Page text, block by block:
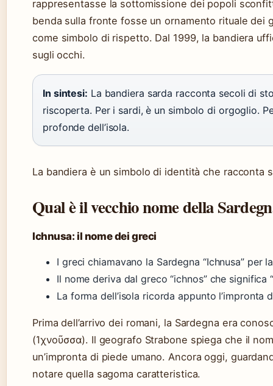
rappresentasse la sottomissione dei popoli
benda sulla fronte fosse un ornamento rituale dei
come simbolo di rispetto. Dal 1999, la bandiera
sugli occhi.
In sintesi: La bandiera sarda racconta secoli di
riscoperta. Per i sardi, è un simbolo di orgoglio.
profonde dell’isola.
La bandiera è un simbolo di identità che racconta
Qual è il vecchio nome della
Ichnusa: il nome dei greci
I greci chiamavano la Sardegna “Ichnusa” per
Il nome deriva dal greco “ichnos” che significa
La forma dell’isola ricorda appunto l’impronta
Prima dell’arrivo dei romani, la Sardegna era
(Ἰχνοῦσσα). Il geografo Strabone spiega che il
un’impronta di piede umano. Ancora oggi,
notare quella sagoma caratteristica.